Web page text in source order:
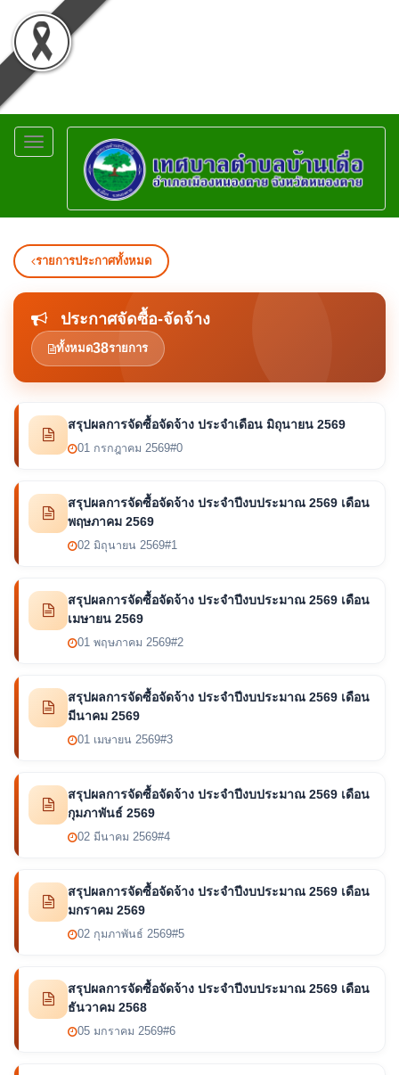
Toggle
navigation
รายการประกาศทั้งหมด
ประกาศจัดซื้อ-จัดจ้าง
ทั้งหมด38รายการ
สรุปผลการจัดซื้อจัดจ้าง ประจำเดือน มิถุนายน 2569
01 กรกฎาคม 2569#0
สรุปผลการจัดซื้อจัดจ้าง ประจำปีงบประมาณ 2569 เดือน
พฤษภาคม 2569
02 มิถุนายน 2569#1
สรุปผลการจัดซื้อจัดจ้าง ประจำปีงบประมาณ 2569 เดือน
เมษายน 2569
01 พฤษภาคม 2569#2
สรุปผลการจัดซื้อจัดจ้าง ประจำปีงบประมาณ 2569 เดือน
มีนาคม 2569
01 เมษายน 2569#3
สรุปผลการจัดซื้อจัดจ้าง ประจำปีงบประมาณ 2569 เดือน
กุมภาพันธ์ 2569
02 มีนาคม 2569#4
สรุปผลการจัดซื้อจัดจ้าง ประจำปีงบประมาณ 2569 เดือน
มกราคม 2569
02 กุมภาพันธ์ 2569#5
สรุปผลการจัดซื้อจัดจ้าง ประจำปีงบประมาณ 2569 เดือน
ธันวาคม 2568
05 มกราคม 2569#6